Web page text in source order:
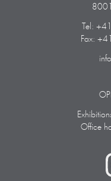
Tel:
Fax:
Office